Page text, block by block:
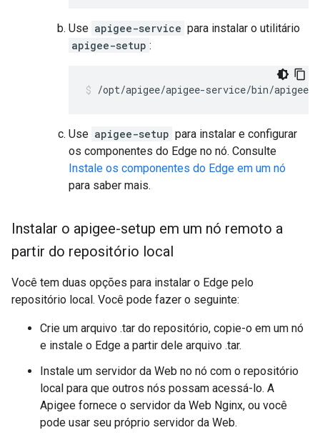
Use apigee-service para instalar o utilitário
apigee-setup :
/opt/apigee/apigee-service/bin/
Use apigee-setup para instalar e configurar
os componentes do Edge no nó. Consulte
Instale os componentes do Edge em um nó
para saber mais.
Instalar o apigee-setup em um nó remoto a
partir do repositório local
Você tem duas opções para instalar o Edge pelo
repositório local. Você pode fazer o seguinte:
Crie um arquivo .tar do repositório, copie-o em um nó
e instale o Edge a partir dele arquivo .tar.
Instale um servidor da Web no nó com o repositório
local para que outros nós possam acessá-lo. A
Apigee fornece o servidor da Web Nginx, ou você
pode usar seu próprio servidor da Web.